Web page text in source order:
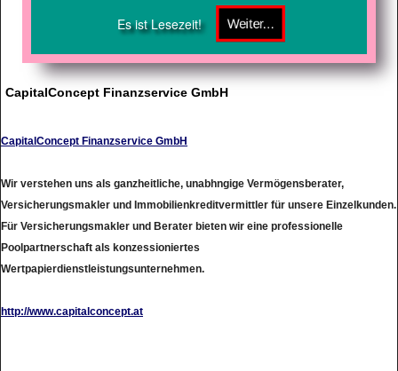
Es ist Lesezeit!
CapitalConcept Finanzservice GmbH
CapitalConcept Finanzservice GmbH
Wir verstehen uns als ganzheitliche, unabhngige Vermögensberater,
Versicherungsmakler und Immobilienkreditvermittler für unsere Einzelkunden.
Für Versicherungsmakler und Berater bieten wir eine professionelle
Poolpartnerschaft als konzessioniertes
Wertpapierdienstleistungsunternehmen.
http://www.capitalconcept.at